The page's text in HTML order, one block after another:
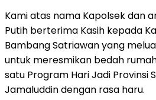
Kami atas nama Kapolsek dan
Putih berterima Kasih kepada
Bambang Satriawan yang
untuk meresmikan bedah
satu Program Hari Jadi Provinsi
Jamaluddin dengan rasa haru.